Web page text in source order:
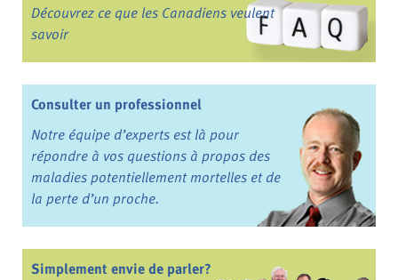
Découvrez ce que les Canadiens veulent
savoir
Consulter un professionnel
Notre équipe d’experts est là pour
répondre à vos questions à propos des
maladies potentiellement mortelles et de
la perte d’un proche.
Simplement envie de parler?